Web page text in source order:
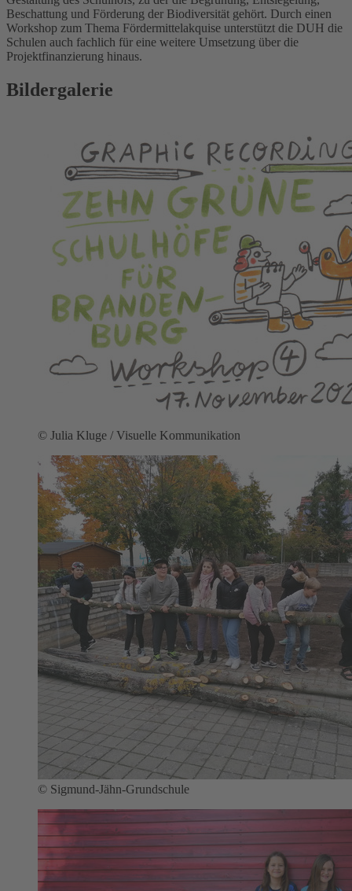
Beschattung und Förderung der Biodiversität gehört. Durch einen
Workshop zum Thema Fördermittelakquise unterstützt die DUH die
Schulen auch fachlich für eine weitere Umsetzung über die
Projektfinanzierung hinaus.
Bildergalerie
© Julia Kluge / Visuelle Kommunikation
© Sigmund-Jähn-Grundschule